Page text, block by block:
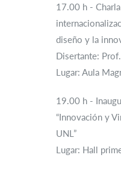
17.00 h -
diseño y la
Disertante:
Lugar: Aula
19.00 h -
“Innovación y
UNL”
Lugar: Hall